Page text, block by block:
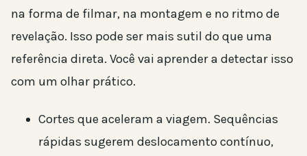
na forma de filmar, na montagem e no ritmo de
revelação. Isso pode ser mais sutil do que uma
referência direta. Você vai aprender a detectar isso
com um olhar prático.
Cortes que aceleram a viagem. Sequências
rápidas sugerem deslocamento contínuo,